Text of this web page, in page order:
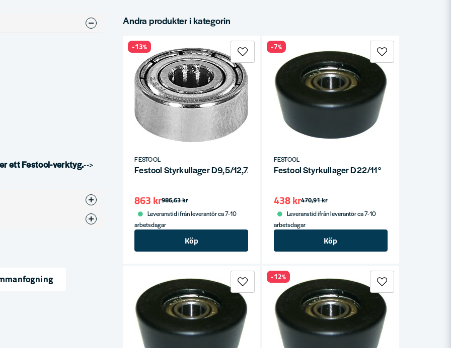
ett Festool-verktyg.-->
Andra produkter i kategorin
FESTOOL
Festool Styrkullager D9,5/12,7/16/19/22
986,63 kr
863 kr
Leveranstid ifrån leverantör ca 7-10
arbetsdagar
Köp
-13%
FESTOOL
Festool Styrkullager D22/11°
470,91 kr
438 kr
Leveranstid ifrån leverantör ca 7-10
arbetsdagar
Köp
-7%
-12%